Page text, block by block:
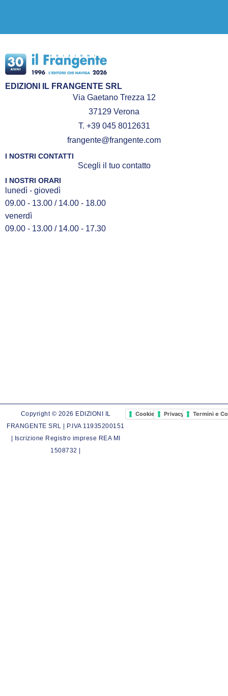
EDIZIONI IL FRANGENTE SRL
Via Gaetano Trezza 12
37129 Verona
T. +39 045 8012631
frangente@frangente.com
I NOSTRI CONTATTI
Scegli il tuo contatto
I NOSTRI ORARI
lunedì - giovedì
09.00 - 13.00 / 14.00 - 18.00
venerdì
09.00 - 13.00 / 14.00 - 17.30
Copyright © 2026 EDIZIONI IL
FRANGENTE SRL | P.IVA 11935200151
| Iscrizione Registro imprese REA MI
1508732 |
Cookie PolicyPrivacy PolicyTermini e